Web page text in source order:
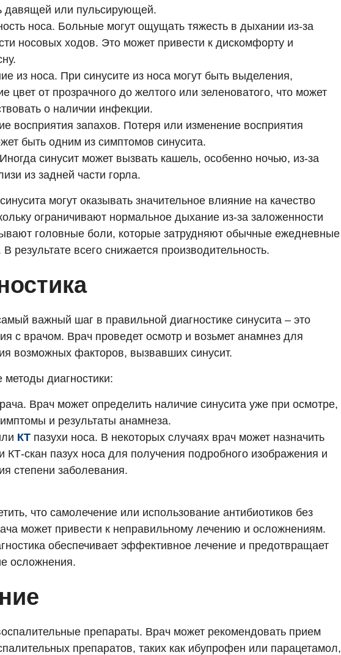
давящей или пульсирующей.
носа. Больные могут ощущать тяжесть в дыхании из-за
носовых ходов. Это может привести к дискомфорту и
из носа. При синусите из носа могут быть выделения,
цвет от прозрачного до желтого или зеленоватого, что может
о наличии инфекции.
восприятия запахов. Потеря или изменение восприятия
быть одним из симптомов синусита.
синусит может вызвать кашель, особенно ночью, из-за
из задней части горла.
могут оказывать значительное влияние на качество
ограничивают нормальное дыхание из-за заложенности
головные боли, которые затрудняют обычные ежедневные
результате всего снижается производительность.
важный шаг в правильной диагностике синусита – это
с врачом. Врач проведет осмотр и возьмет анамнез для
возможных факторов, вызвавших синусит.
диагностики:
Врач может определить наличие синусита уже при осмотре,
и результаты анамнеза.
КТ пазухи носа. В некоторых случаях врач может назначить
КТ-скан пазух носа для получения подробного изображения и
степени заболевания.
что самолечение или использование антибиотиков без
может привести к неправильному лечению и осложнениям.
обеспечивает эффективное лечение и предотвращает
осложнения.
препараты. Врач может рекомендовать прием
препаратов, таких как ибупрофен или парацетамол,